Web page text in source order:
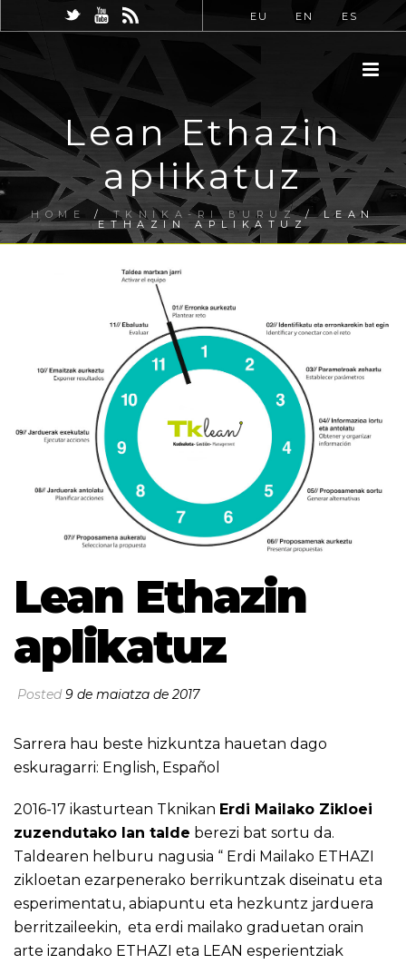
EU EN ES
Lean Ethazin
aplikatuz
HOME /TKNIKA-RI BURUZ/ LEAN
ETHAZIN APLIKATUZ
Lean Ethazin
aplikatuz
Posted 9 de maiatza de 2017
Sarrera hau beste hizkuntza hauetan dago
eskuragarri: English, Español
2016-17 ikasturtean Tknikan Erdi Mailako Zikloei
zuzendutako lan talde berezi bat sortu da.
Taldearen helburu nagusia “ Erdi Mailako ETHAZI
zikloetan ezarpenerako berrikuntzak diseinatu eta
esperimentatu, abiapuntu eta hezkuntz jarduera
berritzaileekin, eta erdi mailako graduetan orain
arte izandako ETHAZI eta LEAN esperientziak